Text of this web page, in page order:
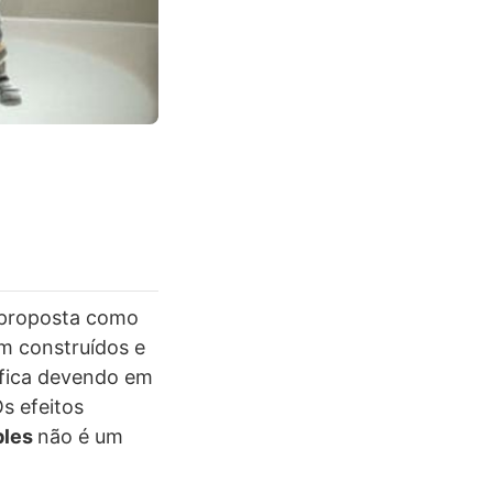
como
construídos e
devendo em
efeitos
não é um